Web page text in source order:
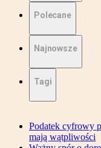
Polecane
Najnowsze
Tagi
Podatek cyfrowy
mają wątpliwości